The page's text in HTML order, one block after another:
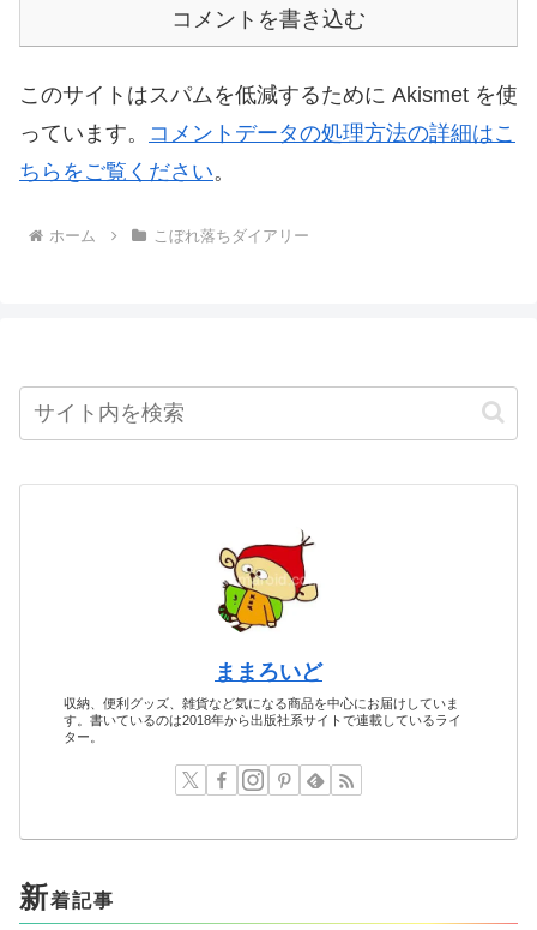
コメントを書き込む
このサイトはスパムを低減するために Akismet を使
っています。 コメントデータの処理方法の詳細はこ
ちらをご覧ください。
ホーム こぼれ落ちダイアリー
ままろいど
収納、便利グッズ、雑貨など気になる商品を中心にお届けしていま
す。書いているのは2018年から出版社系サイトで連載しているライ
ター。
新着記事